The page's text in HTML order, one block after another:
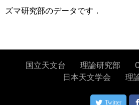
ズマ研究部のデータです．
国立天文台 理論研究部
日本天文学会
理